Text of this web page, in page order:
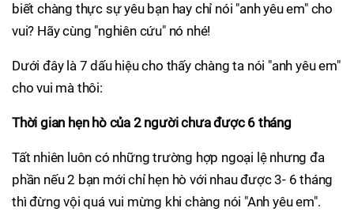
biết chàng thực sự yêu bạn hay chỉ nói "anh yêu em" cho
vui? Hãy cùng "nghiên cứu" nó nhé!
Dưới đây là 7 dấu hiệu cho thấy chàng ta nói "anh yêu em"
cho vui mà thôi:
Thời gian hẹn hò của 2 người chưa được 6 tháng
Tất nhiên luôn có những trường hợp ngoại lệ nhưng đa
phần nếu 2 bạn mới chỉ hẹn hò với nhau được 3- 6 tháng
thì đừng vội quá vui mừng khi chàng nói "Anh yêu em".